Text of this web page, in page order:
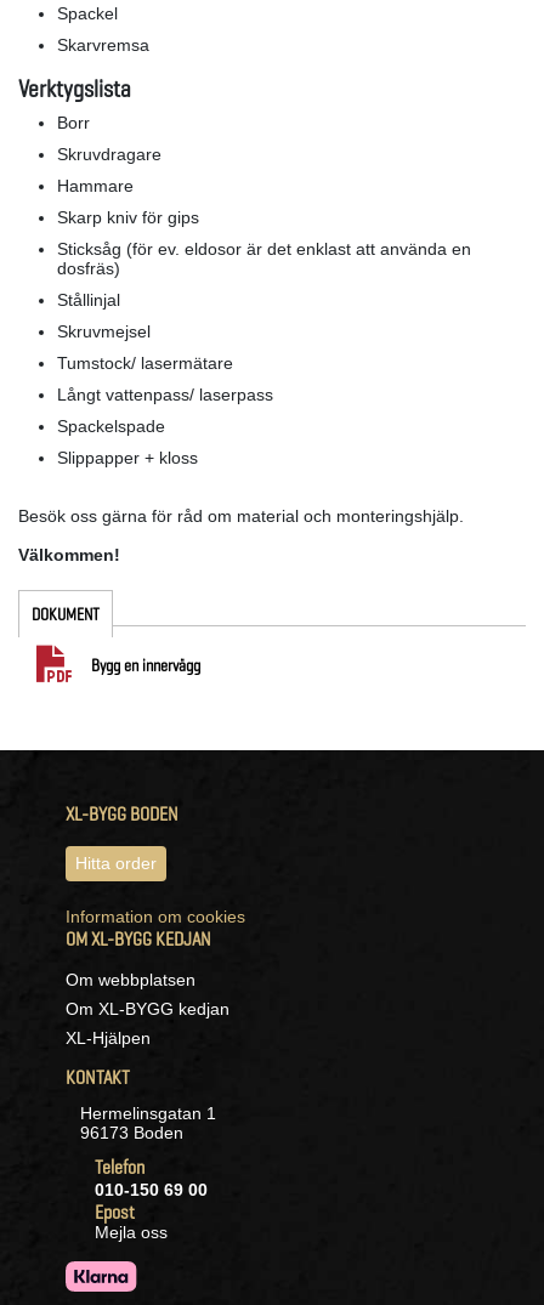
Spackel
Skarvremsa
Verktygslista
Borr
Skruvdragare
Hammare
Skarp kniv för gips
Sticksåg (för ev. eldosor är det enklast att använda en
dosfräs)
Stållinjal
Skruvmejsel
Tumstock/ lasermätare
Långt vattenpass/ laserpass
Spackelspade
Slippapper + kloss
Besök oss gärna för råd om material och monteringshjälp.
Välkommen!
DOKUMENT
Bygg en innervägg
XL-BYGG BODEN
Hitta order
Information om cookies
OM XL-BYGG KEDJAN
Om webbplatsen
Om XL-BYGG kedjan
XL-Hjälpen
KONTAKT
Hermelinsgatan 1
96173 Boden
Telefon
010-150 69 00
Epost
Mejla oss